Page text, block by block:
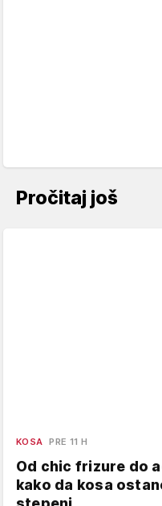
Pročitaj još
KOSA PRE 11 H
Od chic frizure do
kako da kosa